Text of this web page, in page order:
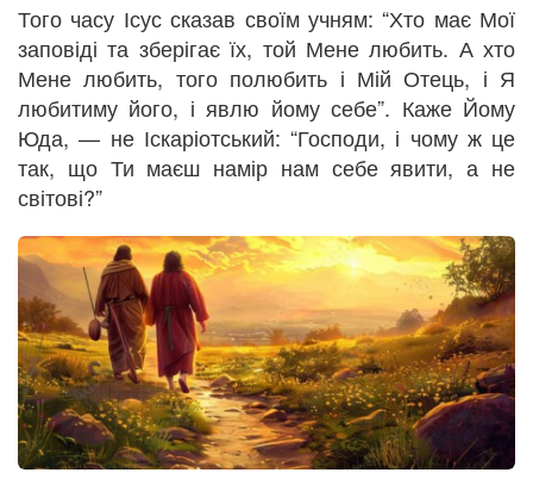
Того часу Ісус сказав своїм учням: “Хто має Мої
заповіді та зберігає їх, той Мене любить. А хто
Мене любить, того полюбить і Мій Отець, і Я
любитиму його, і явлю йому себе”. Каже Йому
Юда, — не Іскаріотський: “Господи, і чому ж це
так, що Ти маєш намір нам себе явити, а не
світові?”